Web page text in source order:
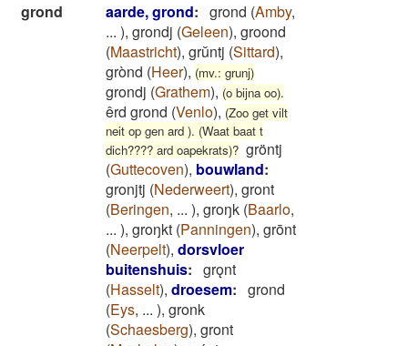
grond
aarde, grond: grond (Amby,
... ), grondj (Geleen), groond
(Maastricht), grŭntj (Sittard),
grònd (Heer), (mv.: grunj)
grondj (Grathem), (o bijna oo).
êrd grond (Venlo), (Zoo get vilt
neit op gen ard ). (Waat baat t
dich???? ard oapekrats)? gröntj
(Guttecoven), bouwland:
gronjtj (Nederweert), gront
(Beringen, ... ), groŋk (Baarlo,
... ), groŋkt (Panningen), grōnt
(Neerpelt), dorsvloer
buitenshuis: grǫnt
(Hasselt), droesem: grond
(Eys, ... ), gronk
(Schaesberg), gront